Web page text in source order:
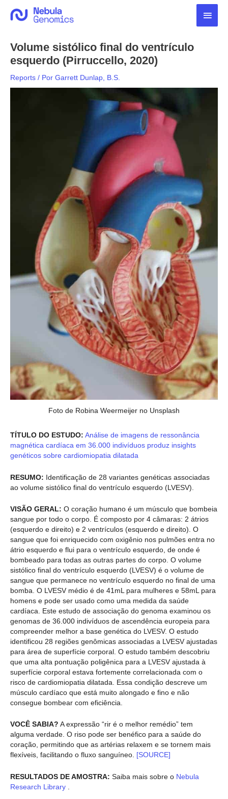
para
Volume sistólico final do ventrículo
esquerdo (Pirruccello, 2020)
Reports / Por Garrett Dunlap, B.S.
Foto de Robina Weermeijer no Unsplash
TÍTULO DO ESTUDO: Análise de imagens de ressonância
magnética cardíaca em 36.000 indivíduos produz insights
genéticos sobre cardiomiopatia dilatada
RESUMO: Identificação de 28 variantes genéticas associadas
ao volume sistólico final do ventrículo esquerdo (LVESV).
VISÃO GERAL: O coração humano é um músculo que bombeia
sangue por todo o corpo. É composto por 4 câmaras: 2 átrios
(esquerdo e direito) e 2 ventrículos (esquerdo e direito). O
sangue que foi enriquecido com oxigênio nos pulmões entra no
átrio esquerdo e flui para o ventrículo esquerdo, de onde é
bombeado para todas as outras partes do corpo. O volume
sistólico final do ventrículo esquerdo (LVESV) é o volume de
sangue que permanece no ventrículo esquerdo no final de uma
bomba. O LVESV médio é de 41mL para mulheres e 58mL para
homens e pode ser usado como uma medida da saúde
cardíaca. Este estudo de associação do genoma examinou os
genomas de 36.000 indivíduos de ascendência europeia para
compreender melhor a base genética do LVESV. O estudo
identificou 28 regiões genômicas associadas a LVESV ajustadas
para área de superfície corporal. O estudo também descobriu
que uma alta pontuação poligênica para a LVESV ajustada à
superfície corporal estava fortemente correlacionada com o
risco de cardiomiopatia dilatada. Essa condição descreve um
músculo cardíaco que está muito alongado e fino e não
consegue bombear com eficiência.
VOCÊ SABIA? A expressão “rir é o melhor remédio” tem
alguma verdade. O riso pode ser benéfico para a saúde do
coração, permitindo que as artérias relaxem e se tornem mais
flexíveis, facilitando o fluxo sanguíneo. [SOURCE]
RESULTADOS DE AMOSTRA: Saiba mais sobre o Nebula
Research Library